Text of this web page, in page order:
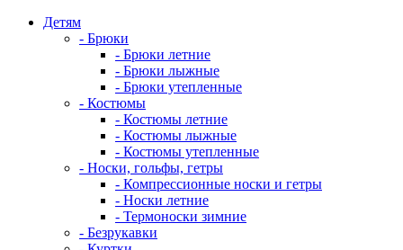
Детям
- Брюки
- Брюки летние
- Брюки лыжные
- Брюки утепленные
- Костюмы
- Костюмы летние
- Костюмы лыжные
- Костюмы утепленные
- Носки, гольфы, гетры
- Компрессионные носки и гетры
- Носки летние
- Термоноски зимние
- Безрукавки